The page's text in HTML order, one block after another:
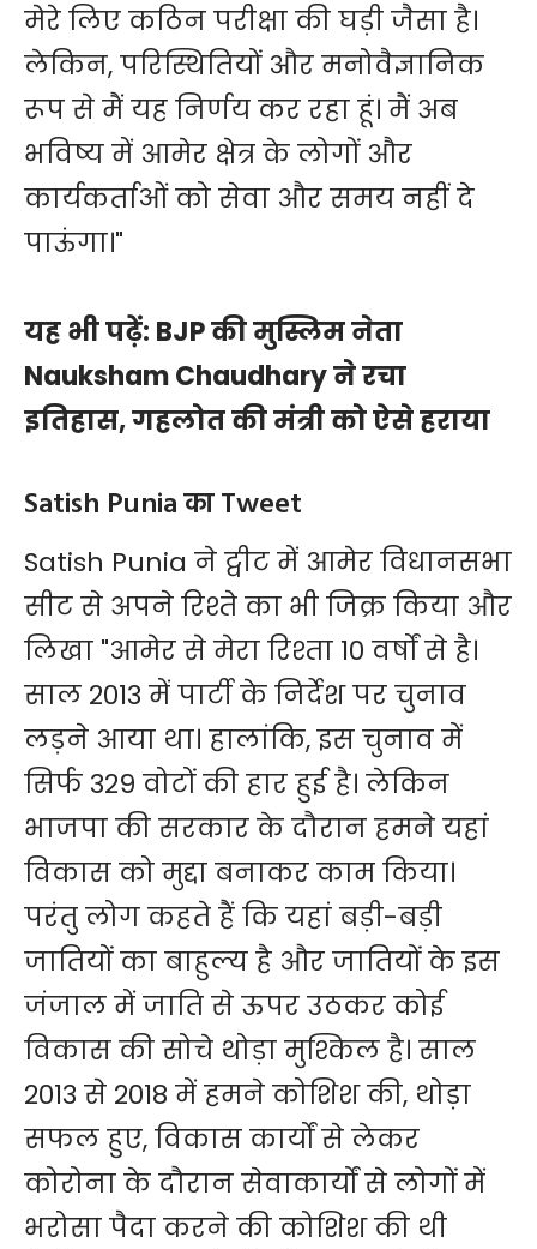
मेरे लिए कठिन परीक्षा की घड़ी जैसा है।
लेकिन, परिस्थितियों और मनोवैज्ञानिक
रूप से मैं यह निर्णय कर रहा हूं। मैं अब
भविष्य में आमेर क्षेत्र के लोगों और
कार्यकर्ताओं को सेवा और समय नहीं दे
पाऊंगा।"
यह भी पढ़ें: BJP की मुस्लिम नेता
Nauksham Chaudhary ने रचा
इतिहास, गहलोत की मंत्री को ऐसे हराया
Satish Punia का Tweet
Satish Punia ने ट्वीट में आमेर विधानसभा
सीट से अपने रिश्ते का भी जिक्र किया और
लिखा "आमेर से मेरा रिश्ता 10 वर्षों से है।
साल 2013 में पार्टी के निर्देश पर चुनाव
लड़ने आया था। हालांकि, इस चुनाव में
सिर्फ 329 वोटों की हार हुई है। लेकिन
भाजपा की सरकार के दौरान हमने यहां
विकास को मुद्दा बनाकर काम किया।
परंतु लोग कहते हैं कि यहां बड़ी-बड़ी
जातियों का बाहुल्य है और जातियों के इस
जंजाल में जाति से ऊपर उठकर कोई
विकास की सोचे थोड़ा मुश्किल है। साल
2013 से 2018 में हमने कोशिश की, थोड़ा
सफल हुए, विकास कार्यों से लेकर
कोरोना के दौरान सेवाकार्यों से लोगों में
भरोसा पैदा करने की कोशिश की थी